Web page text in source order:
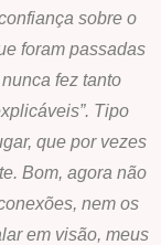
sobre o
foram passadas
fez tanto
Tipo
que por vezes
Bom, agora não
nem os
em visão, meus